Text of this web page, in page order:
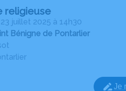
religieuse
23 juillet 2025 à 14h30
Bénigne de Pontarlier
Je